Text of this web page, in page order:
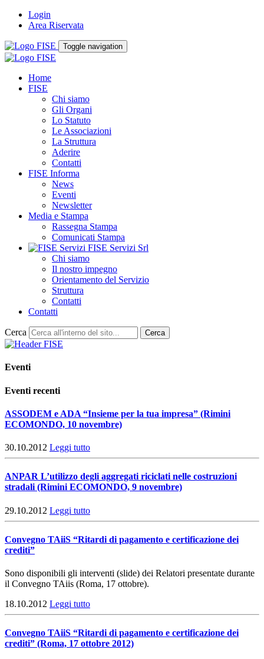
Login
Area Riservata
Toggle navigation
Home
FISE
Chi siamo
Gli Organi
Lo Statuto
Le Associazioni
La Struttura
Aderire
Contatti
FISE Informa
News
Eventi
Newsletter
Media e Stampa
Rassegna Stampa
Comunicati Stampa
FISE Servizi Srl
Chi siamo
Il nostro impegno
Orientamento del Servizio
Struttura
Contatti
Contatti
Cerca Cerca
Eventi
Eventi recenti
ASSODEM e ADA “Insieme per la tua impresa” (Rimini
ECOMONDO, 10 novembre)
30.10.2012 Leggi tutto
ANPAR L’utilizzo degli aggregati riciclati nelle costruzioni
stradali (Rimini ECOMONDO, 9 novembre)
29.10.2012 Leggi tutto
Convegno TAiiS “Ritardi di pagamento e certificazione dei
crediti”
Sono disponibili gli interventi (slide) dei Relatori presentate durante
il Convegno TAiis (Roma, 17 ottobre).
18.10.2012 Leggi tutto
Convegno TAiiS “Ritardi di pagamento e certificazione dei
crediti” (Roma, 17 ottobre 2012)